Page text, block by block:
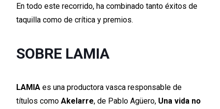
En todo este recorrido, ha combinado tanto éxitos de
taquilla como de crítica y premios.
SOBRE LAMIA
LAMIA es una productora vasca responsable de
títulos como Akelarre, de Pablo Agüero, Una vida no